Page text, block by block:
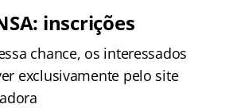
inscrições
chance, os interessados
exclusivamente pelo site